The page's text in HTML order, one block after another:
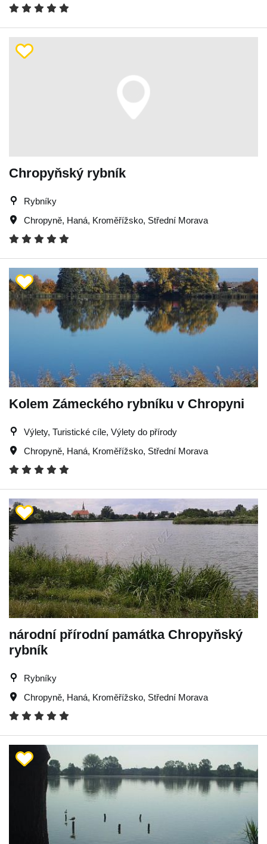
Chropyňský rybník
Rybníky
Chropyně, Haná, Kroměřížsko, Střední Morava
Kolem Zámeckého rybníku v Chropyni
Výlety, Turistické cíle, Výlety do přírody
Chropyně, Haná, Kroměřížsko, Střední Morava
národní přírodní památka Chropyňský
rybník
Rybníky
Chropyně, Haná, Kroměřížsko, Střední Morava